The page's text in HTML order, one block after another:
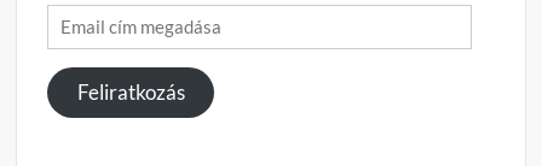
Email
cím
megadása
Feliratkozás